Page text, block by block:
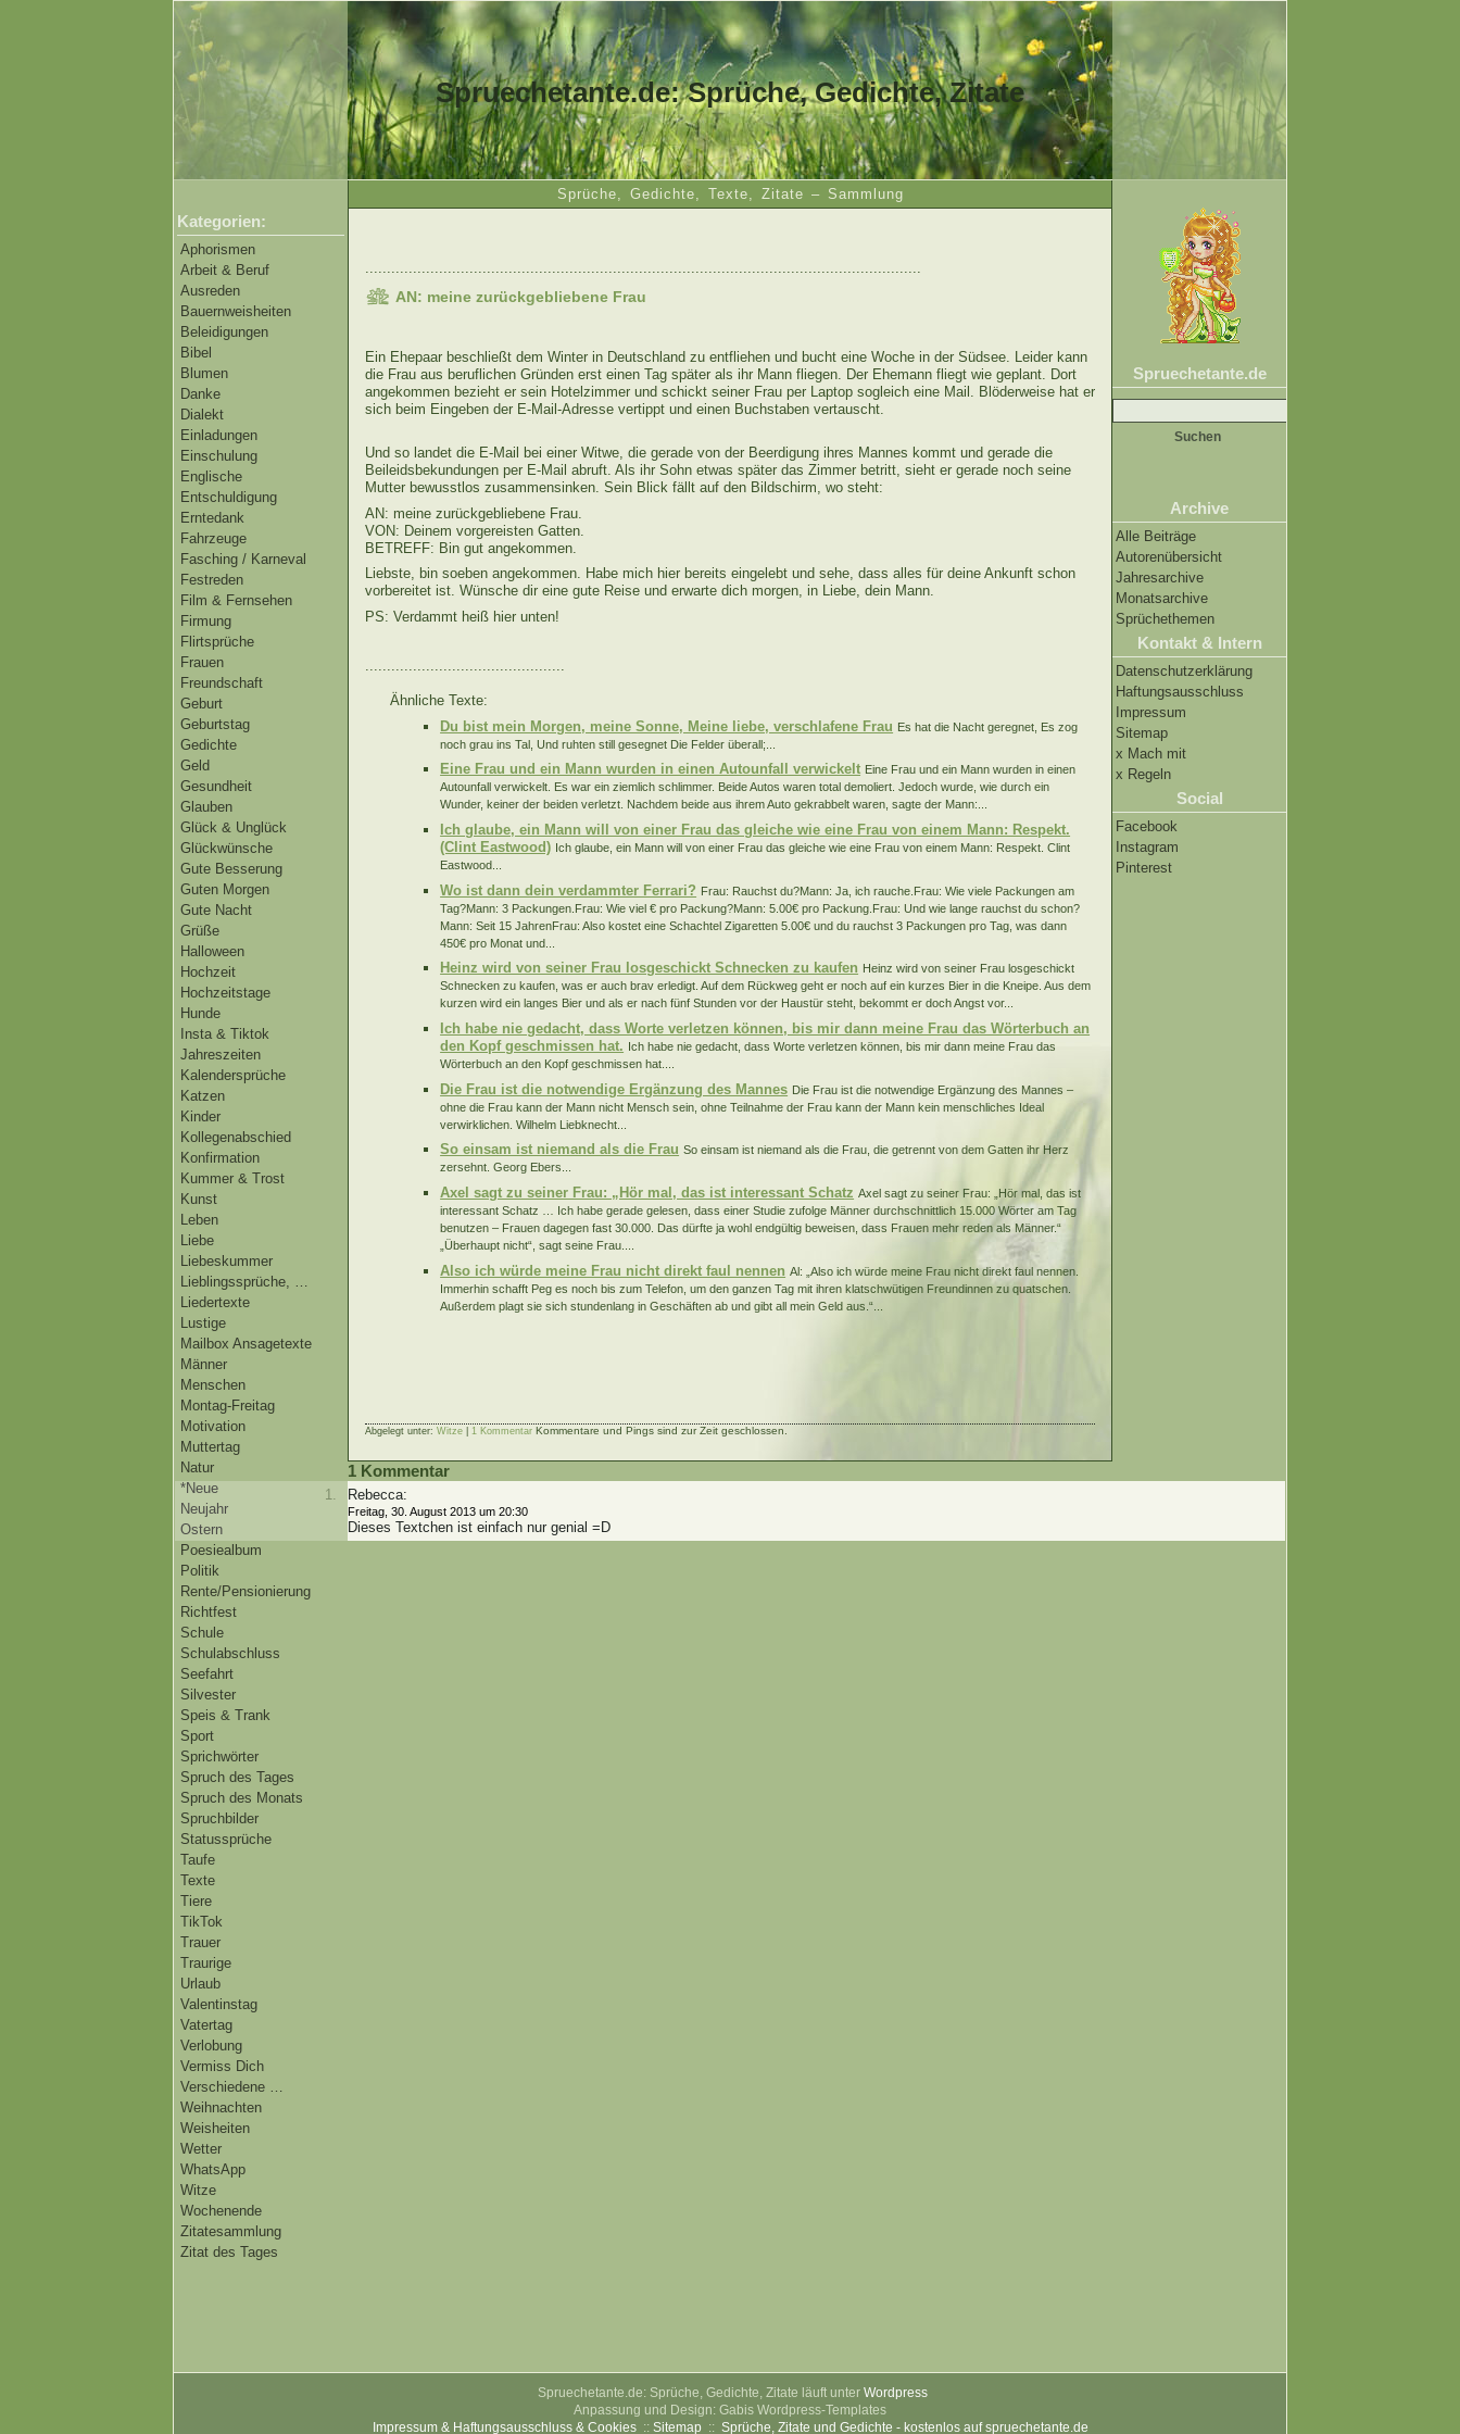
Spruechetante.de: Sprüche, Gedichte, Zitate
Sprüche, Gedichte, Texte, Zitate – Sammlung
Kategorien:
Aphorismen
Arbeit & Beruf
Ausreden
Bauernweisheiten
Beleidigungen
Bibel
Blumen
Danke
Dialekt
Einladungen
Einschulung
Englische
Entschuldigung
Erntedank
Fahrzeuge
Fasching / Karneval
Festreden
Film & Fernsehen
Firmung
Flirtsprüche
Frauen
Freundschaft
Geburt
Geburtstag
Gedichte
Geld
Gesundheit
Glauben
Glück & Unglück
Glückwünsche
Gute Besserung
Guten Morgen
Gute Nacht
Grüße
Halloween
Hochzeit
Hochzeitstage
Hunde
Insta & Tiktok
Jahreszeiten
Kalendersprüche
Katzen
Kinder
Kollegenabschied
Konfirmation
Kummer & Trost
Kunst
Leben
Liebe
Liebeskummer
Lieblingssprüche, …
Liedertexte
Lustige
Mailbox Ansagetexte
Männer
Menschen
Montag-Freitag
Motivation
Muttertag
Natur
*Neue
Neujahr
Ostern
Poesiealbum
Politik
Rente/Pensionierung
Richtfest
Schule
Schulabschluss
Seefahrt
Silvester
Speis & Trank
Sport
Sprichwörter
Spruch des Tages
Spruch des Monats
Spruchbilder
Statussprüche
Taufe
Texte
Tiere
TikTok
Trauer
Traurige
Urlaub
Valentinstag
Vatertag
Verlobung
Vermiss Dich
Verschiedene …
Weihnachten
Weisheiten
Wetter
WhatsApp
Witze
Wochenende
Zitatesammlung
Zitat des Tages
Spruechetante.de
Suche
nach:
Archive
Alle Beiträge
Autorenübersicht
Jahresarchive
Monatsarchive
Sprüchethemen
Kontakt & Intern
Datenschutzerklärung
Haftungsausschluss
Impressum
Sitemap
x Mach mit
x Regeln
Social
Facebook
Instagram
Pinterest
................................................................................................................................
AN: meine zurückgebliebene Frau
Ein Ehepaar beschließt dem Winter in Deutschland zu entfliehen und bucht eine Woche in der Südsee. Leider kann
die Frau aus beruflichen Gründen erst einen Tag später als ihr Mann fliegen. Der Ehemann fliegt wie geplant. Dort
angekommen bezieht er sein Hotelzimmer und schickt seiner Frau per Laptop sogleich eine Mail. Blöderweise hat er
sich beim Eingeben der E-Mail-Adresse vertippt und einen Buchstaben vertauscht.
Und so landet die E-Mail bei einer Witwe, die gerade von der Beerdigung ihres Mannes kommt und gerade die
Beileidsbekundungen per E-Mail abruft. Als ihr Sohn etwas später das Zimmer betritt, sieht er gerade noch seine
Mutter bewusstlos zusammensinken. Sein Blick fällt auf den Bildschirm, wo steht:
AN: meine zurückgebliebene Frau.
VON: Deinem vorgereisten Gatten.
BETREFF: Bin gut angekommen.
Liebste, bin soeben angekommen. Habe mich hier bereits eingelebt und sehe, dass alles für deine Ankunft schon
vorbereitet ist. Wünsche dir eine gute Reise und erwarte dich morgen, in Liebe, dein Mann.
PS: Verdammt heiß hier unten!
Ähnliche Texte:
Du bist mein Morgen, meine Sonne, Meine liebe, verschlafene Frau Es hat die Nacht geregnet, Es zog
noch grau ins Tal, Und ruhten still gesegnet Die Felder überall;...
Eine Frau und ein Mann wurden in einen Autounfall verwickelt Eine Frau und ein Mann wurden in einen
Autounfall verwickelt. Es war ein ziemlich schlimmer. Beide Autos waren total demoliert. Jedoch wurde, wie durch ein
Wunder, keiner der beiden verletzt. Nachdem beide aus ihrem Auto gekrabbelt waren, sagte der Mann:...
Ich glaube, ein Mann will von einer Frau das gleiche wie eine Frau von einem Mann: Respekt.
(Clint Eastwood) Ich glaube, ein Mann will von einer Frau das gleiche wie eine Frau von einem Mann: Respekt. Clint
Eastwood...
Wo ist dann dein verdammter Ferrari? Frau: Rauchst du?Mann: Ja, ich rauche.Frau: Wie viele Packungen am
Tag?Mann: 3 Packungen.Frau: Wie viel € pro Packung?Mann: 5.00€ pro Packung.Frau: Und wie lange rauchst du schon?
Mann: Seit 15 JahrenFrau: Also kostet eine Schachtel Zigaretten 5.00€ und du rauchst 3 Packungen pro Tag, was dann
450€ pro Monat und...
Heinz wird von seiner Frau losgeschickt Schnecken zu kaufen Heinz wird von seiner Frau losgeschickt
Schnecken zu kaufen, was er auch brav erledigt. Auf dem Rückweg geht er noch auf ein kurzes Bier in die Kneipe. Aus dem
kurzen wird ein langes Bier und als er nach fünf Stunden vor der Haustür steht, bekommt er doch Angst vor...
Ich habe nie gedacht, dass Worte verletzen können, bis mir dann meine Frau das Wörterbuch an
den Kopf geschmissen hat. Ich habe nie gedacht, dass Worte verletzen können, bis mir dann meine Frau das
Wörterbuch an den Kopf geschmissen hat....
Die Frau ist die notwendige Ergänzung des Mannes Die Frau ist die notwendige Ergänzung des Mannes –
ohne die Frau kann der Mann nicht Mensch sein, ohne Teilnahme der Frau kann der Mann kein menschliches Ideal
verwirklichen. Wilhelm Liebknecht...
So einsam ist niemand als die Frau So einsam ist niemand als die Frau, die getrennt von dem Gatten ihr Herz
zersehnt. Georg Ebers...
Axel sagt zu seiner Frau: „Hör mal, das ist interessant Schatz Axel sagt zu seiner Frau: „Hör mal, das ist
interessant Schatz … Ich habe gerade gelesen, dass einer Studie zufolge Männer durchschnittlich 15.000 Wörter am Tag
benutzen – Frauen dagegen fast 30.000. Das dürfte ja wohl endgültig beweisen, dass Frauen mehr reden als Männer.“
„Überhaupt nicht“, sagt seine Frau....
Also ich würde meine Frau nicht direkt faul nennen Al: „Also ich würde meine Frau nicht direkt faul nennen.
Immerhin schafft Peg es noch bis zum Telefon, um den ganzen Tag mit ihren klatschwütigen Freundinnen zu quatschen.
Außerdem plagt sie sich stundenlang in Geschäften ab und gibt all mein Geld aus.“...
Abgelegt unter: Witze 1 Kommentar Kommentare und Pings sind zur Zeit geschlossen.
1 Kommentar
Rebecca:
Freitag, 30. August 2013 um 20:30
Dieses Textchen ist einfach nur genial =D
Spruechetante.de: Sprüche, Gedichte, Zitate läuft unter Wordpress
Anpassung und Design: Gabis Wordpress-Templates
Impressum & Haftungsausschluss & Cookies:: Sitemap :: Sprüche, Zitate und Gedichte - kostenlos auf spruechetante.de